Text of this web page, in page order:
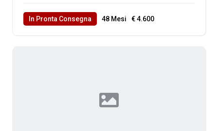
In Pronta Consegna 48 Mesi
€ 4.600